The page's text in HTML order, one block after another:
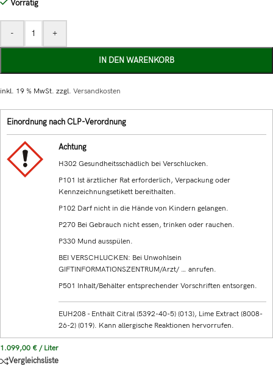
Vorrätig
- +
IN DEN WARENKORB
inkl. 19 % MwSt. zzgl. Versandkosten
Einordnung nach CLP-Verordnung
Achtung
H302 Gesundheitsschädlich bei Verschlucken.
P101 Ist ärztlicher Rat erforderlich, Verpackung oder
Kennzeichnungsetikett bereithalten.
P102 Darf nicht in die Hände von Kindern gelangen.
P270 Bei Gebrauch nicht essen, trinken oder rauchen.
P330 Mund ausspülen.
BEI VERSCHLUCKEN: Bei Unwohlsein
GIFTINFORMATIONSZENTRUM/Arzt/ … anrufen.
P501 Inhalt/Behälter entsprechender Vorschriften entsorgen.
EUH208 - Enthält Citral (5392-40-5) (013), Lime Extract (8008-
26-2) (019). Kann allergische Reaktionen hervorrufen.
1.099,00 € / Liter
Vergleichsliste